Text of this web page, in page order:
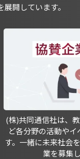
開しています。
(株)共同通信社は、
ど各分野の活動や
す。一緒に未来社会
業を募集